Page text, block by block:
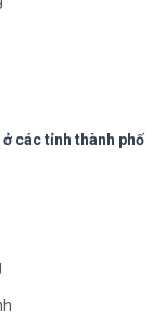
ở các tỉnh thành phố